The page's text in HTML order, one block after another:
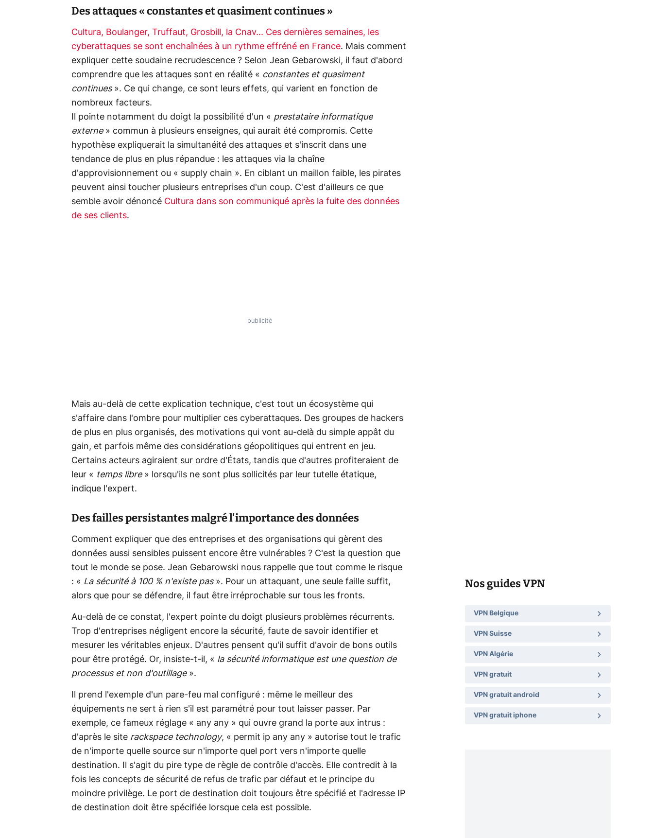
Des attaques « constantes et quasiment continues »
Cultura, Boulanger, Truffaut, Grosbill, la Cnav... Ces dernières semaines, les
cyberattaques se sont enchaînées à un rythme effréné en France. Mais comment
expliquer cette soudaine recrudescence ? Selon Jean Gebarowski, il faut d'abord
comprendre que les attaques sont en réalité « constantes et quasiment
continues». Ce qui change, ce sont leurs effets, qui varient en fonction de
nombreux facteurs.
Il pointe notamment du doigt la possibilité d'un « prestataire informatique
externe» commun à plusieurs enseignes, qui aurait été compromis. Cette
hypothèse expliquerait la simultanéité des attaques et s'inscrit dans une
tendance de plus en plus répandue : les attaques via la chaîne
d'approvisionnement ou « supply chain ». En ciblant un maillon faible, les pirates
peuvent ainsi toucher plusieurs entreprises d'un coup. C'est d'ailleurs ce que
semble avoir dénoncé Cultura dans son communiqué après la fuite des données
de ses clients.
Mais au-delà de cette explication technique, c'est tout un écosystème qui
s'affaire dans l'ombre pour multiplier ces cyberattaques. Des groupes de hackers
de plus en plus organisés, des motivations qui vont au-delà du simple appât du
gain, et parfois même des considérations géopolitiques qui entrent en jeu.
Certains acteurs agiraient sur ordre d'États, tandis que d'autres profiteraient de
leur « temps libre» lorsqu'ils ne sont plus sollicités par leur tutelle étatique,
indique l'expert.
Des failles persistantes malgré l'importance des données
Comment expliquer que des entreprises et des organisations qui gèrent des
données aussi sensibles puissent encore être vulnérables ? C'est la question que
tout le monde se pose. Jean Gebarowski nous rappelle que tout comme le risque
: « La sécurité à 100 % n'existe pas». Pour un attaquant, une seule faille suffit,
alors que pour se défendre, il faut être irréprochable sur tous les fronts.
Au-delà de ce constat, l'expert pointe du doigt plusieurs problèmes récurrents.
Trop d'entreprises négligent encore la sécurité, faute de savoir identifier et
mesurer les véritables enjeux. D'autres pensent qu'il suffit d'avoir de bons outils
pour être protégé. Or, insiste-t-il, « la sécurité informatique est une question de
processus et non d'outillage».
Il prend l'exemple d'un pare-feu mal configuré : même le meilleur des
équipements ne sert à rien s'il est paramétré pour tout laisser passer. Par
exemple, ce fameux réglage « any any » qui ouvre grand la porte aux intrus :
d'après le site rackspace technology, « permit ip any any » autorise tout le trafic
de n'importe quelle source sur n'importe quel port vers n'importe quelle
destination. Il s'agit du pire type de règle de contrôle d'accès. Elle contredit à la
fois les concepts de sécurité de refus de trafic par défaut et le principe du
moindre privilège. Le port de destination doit toujours être spécifié et l'adresse IP
de destination doit être spécifiée lorsque cela est possible.
Nos guides VPN
VPN Belgique
VPN Suisse
VPN Algérie
VPN gratuit
VPN gratuit android
VPN gratuit iphone